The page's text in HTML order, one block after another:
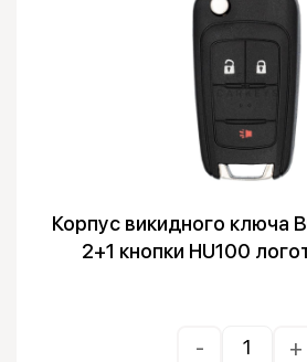
Корпус викидного ключа
2+1 кнопки HU100
- +